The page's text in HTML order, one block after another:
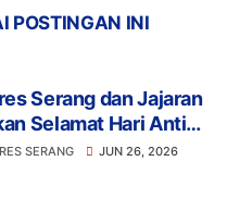
POSTINGAN INI
Serang dan Jajaran
Selamat Hari Anti
Internasional
SERANG JUN 26, 2026